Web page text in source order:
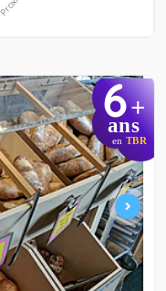
6+
ans
en TBR